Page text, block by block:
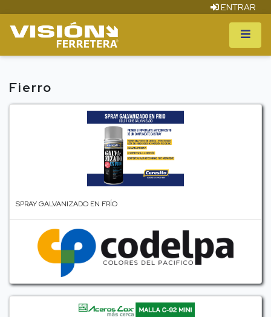
ENTRAR
Fierro
SPRAY GALVANIZADO EN FRÍO